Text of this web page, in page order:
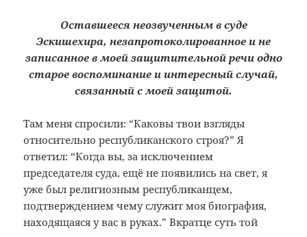
Оставшееся неозвученным в суде
Эскишехира, незапротоколированное и не
записанное в моей защитительной речи одно
старое воспоминание и интересный случай,
связанный с моей защитой.
Там меня спросили: “Каковы твои взгляды
относительно республиканского строя?” Я
ответил: “Когда вы, за исключением
председателя суда, ещё не появились на свет, я
уже был религиозным республиканцем,
подтверждением чему служит моя биография,
находящаяся у вас в руках.” Вкратце суть той